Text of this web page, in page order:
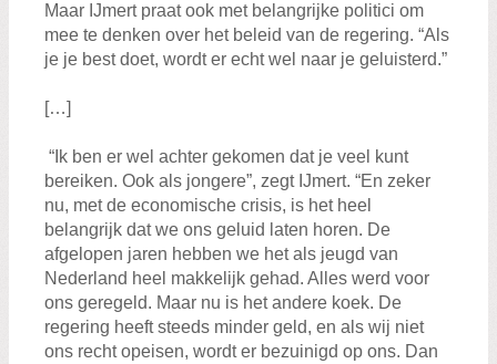
Maar IJmert praat ook met belangrijke politici om
mee te denken over het beleid van de regering. “Als
je je best doet, wordt er echt wel naar je geluisterd.”
[…]
“Ik ben er wel achter gekomen dat je veel kunt
bereiken. Ook als jongere”, zegt IJmert. “En zeker
nu, met de economische crisis, is het heel
belangrijk dat we ons geluid laten horen. De
afgelopen jaren hebben we het als jeugd van
Nederland heel makkelijk gehad. Alles werd voor
ons geregeld. Maar nu is het andere koek. De
regering heeft steeds minder geld, en als wij niet
ons recht opeisen, wordt er bezuinigd op ons. Dan